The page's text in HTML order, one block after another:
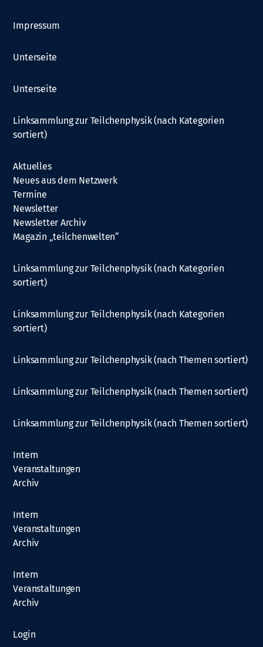
Impressum
Unterseite
Unterseite
Linksammlung zur Teilchenphysik (nach Kategorien
sortiert)
Aktuelles
Neues aus dem Netzwerk
Termine
Newsletter
Newsletter Archiv
Magazin „teilchenwelten“
Linksammlung zur Teilchenphysik (nach Kategorien
sortiert)
Linksammlung zur Teilchenphysik (nach Kategorien
sortiert)
Linksammlung zur Teilchenphysik (nach Themen sortiert)
Linksammlung zur Teilchenphysik (nach Themen sortiert)
Linksammlung zur Teilchenphysik (nach Themen sortiert)
Intern
Veranstaltungen
Archiv
Intern
Veranstaltungen
Archiv
Intern
Veranstaltungen
Archiv
Login